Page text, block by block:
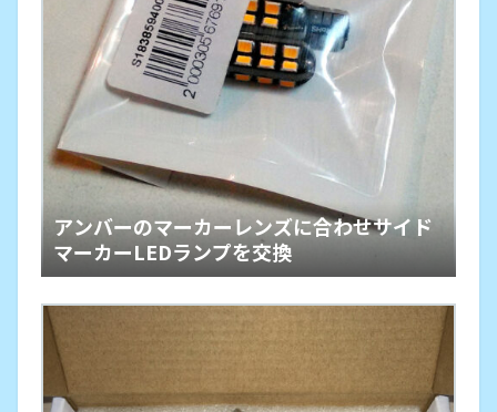
アンバーのマーカーレンズに合わせサイド
マーカーLEDランプを交換